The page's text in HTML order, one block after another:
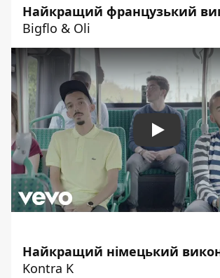
Найкращий французький
Bigflo & Oli
Play
Найкращий німецький
Kontra K